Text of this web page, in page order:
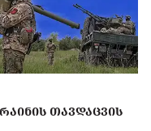
ᲗᲐᲕᲓᲐᲪᲕᲘᲡ